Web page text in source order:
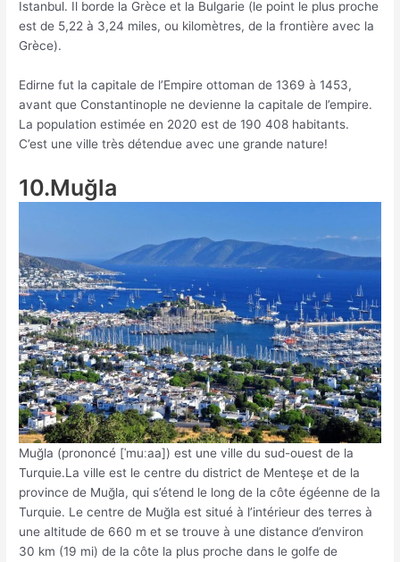
Istanbul. Il borde la Grèce et la Bulgarie (le point le plus proche
est de 5,22 à 3,24 miles, ou kilomètres, de la frontière avec la
Grèce).
Edirne fut la capitale de l’Empire ottoman de 1369 à 1453,
avant que Constantinople ne devienne la capitale de l’empire.
La population estimée en 2020 est de 190 408 habitants.
C’est une ville très détendue avec une grande nature!
10.Muğla
Muğla (prononcé [ˈmuːaa]) est une ville du sud-ouest de la
Turquie.La ville est le centre du district de Menteşe et de la
province de Muğla, qui s’étend le long de la côte égéenne de la
Turquie. Le centre de Muğla est situé à l’intérieur des terres à
une altitude de 660 m et se trouve à une distance d’environ
30 km (19 mi) de la côte la plus proche dans le golfe de